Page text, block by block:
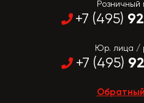
Розничный
+7 (495)
Юр. лица /
+7 (495)